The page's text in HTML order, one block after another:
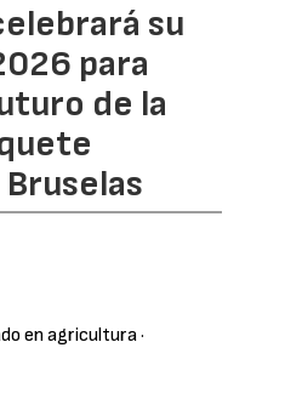
su
para
de la
en agricultura·